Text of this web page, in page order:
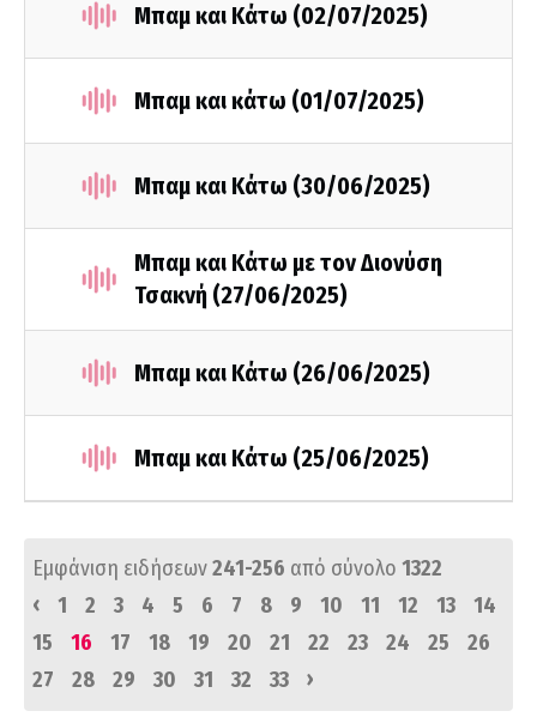
Μπαμ και Κάτω (02/07/2025)
Μπαμ και κάτω (01/07/2025)
Μπαμ και Κάτω (30/06/2025)
Μπαμ και Κάτω με τον Διονύση
Τσακνή (27/06/2025)
Μπαμ και Κάτω (26/06/2025)
Μπαμ και Κάτω (25/06/2025)
Εμφάνιση ειδήσεων241-256 από σύνολο 1322
‹
1 2 3 4 5 6 7 8 9 10 11 12 13
14
15
16 17 18 19 20 21 22 23 24 25
26
27
28 29 30 31 32 33 ›